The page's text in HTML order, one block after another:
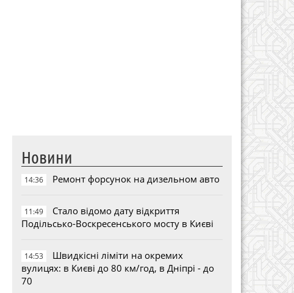
Новини
14:36 Ремонт форсунок на дизельном авто
11:49
Стало відомо дату відкриття
Подільсько-Воскресенського мосту в Києві
14:53
Швидкісні ліміти на окремих
вулицях: в Києві до 80 км/год, в Дніпрі - до
70